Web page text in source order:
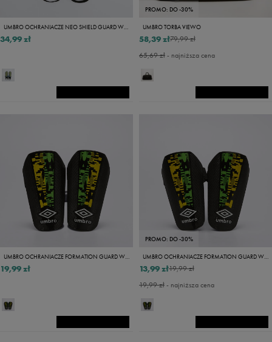
UMBRO OCHRANIACZE NEO SHIELD GUARD W/SOCK - JNR
34,99 zł
PROMO: DO -30%
UMBRO TORBA VIEWO
79,99 zł
58,39 zł
65,69 zł- najniższa cena
UMBRO OCHRANIACZE FORMATION GUARD W/ANKLE JNR
19,99 zł
PROMO: DO -30%
UMBRO OCHRANIACZE FORMATION GUARD W/ANKLE
19,99 zł
13,99 zł
19,99 zł- najniższa cena